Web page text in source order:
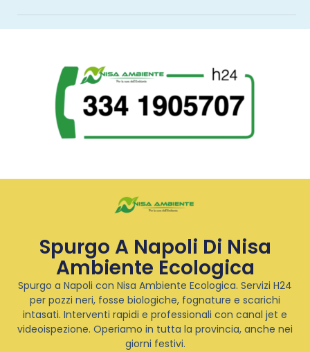
Spurgo A Napoli Di Nisa
Ambiente Ecologica
Spurgo a Napoli con Nisa Ambiente Ecologica. Servizi H24
per pozzi neri, fosse biologiche, fognature e scarichi
intasati. Interventi rapidi e professionali con canal jet e
videoispezione. Operiamo in tutta la provincia, anche nei
giorni festivi.